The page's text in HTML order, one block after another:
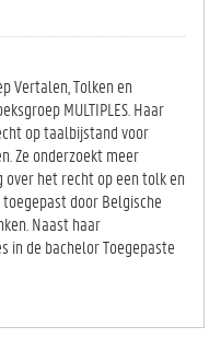
Vertalen, Tolken en
MULTIPLES. Haar
op taalbijstand voor
Ze onderzoekt meer
het recht op een tolk en
door Belgische
Naast haar
in de bachelor Toegepaste